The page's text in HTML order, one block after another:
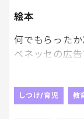
絵本
何でもらったか
ベネッセの広告
どうせぺらっ
しつけ/育児 教